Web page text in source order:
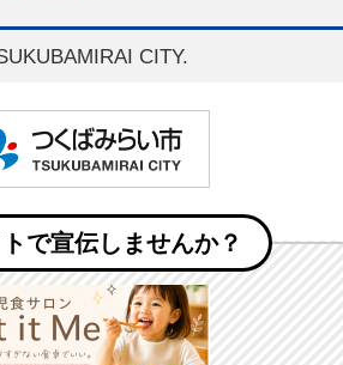
CITY.
で宣伝しませんか？